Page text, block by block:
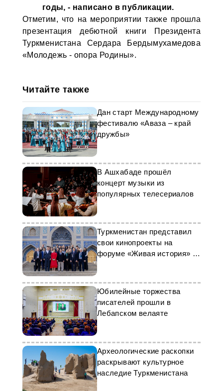
годы, - написано в публикации.
Отметим, что на мероприятии также прошла
презентация дебютной книги Президента
Туркменистана Сердара Бердымухамедова
«Молодежь - опора Родины».
Читайте также
Дан старт Международному
фестивалю «Аваза – край
дружбы»
В Ашхабаде прошёл
концерт музыки из
популярных телесериалов
Туркменистан представил
свои кинопроекты на
форуме «Живая история» в
Ташкенте
Юбилейные торжества
писателей прошли в
Лебапском велаяте
Археологические раскопки
раскрывают культурное
наследие Туркменистана